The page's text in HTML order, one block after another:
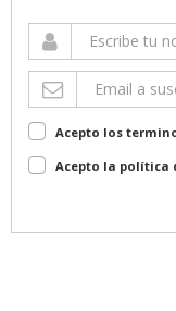
Acepto los
Acepto la política